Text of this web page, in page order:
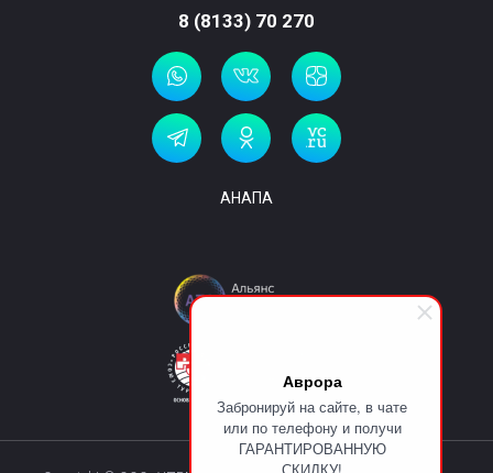
Аврора
Забронируй на сайте, в чате
или по телефону и получи
ГАРАНТИРОВАННУЮ
8 (8133) 70 270
АНАПА